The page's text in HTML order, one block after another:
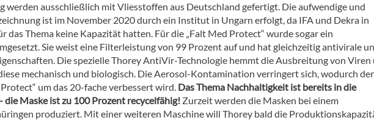
ausschließlich mit Vliesstoffen aus Deutschland gefertigt. Die aufwendige und
ist im November 2020 durch ein Institut in Ungarn erfolgt, da IFA und Dekra in
das Thema keine Kapazität hatten. Für die „Falt Med Protect“ wurde sogar ein
Sie weist eine Filterleistung von 99 Prozent auf und hat gleichzeitig antivirale
Die spezielle Thorey AntiVir-Technologie hemmt die Ausbreitung von Viren
mechanisch und biologisch. Die Aerosol-Kontamination verringert sich, wodurch der
um das 20-fache verbessert wird. Das Thema Nachhaltigkeit ist bereits in die
die Maske ist zu 100 Prozent recycelfähig! Zurzeit werden die Masken bei einem
produziert. Mit einer weiteren Maschine will Thorey bald die